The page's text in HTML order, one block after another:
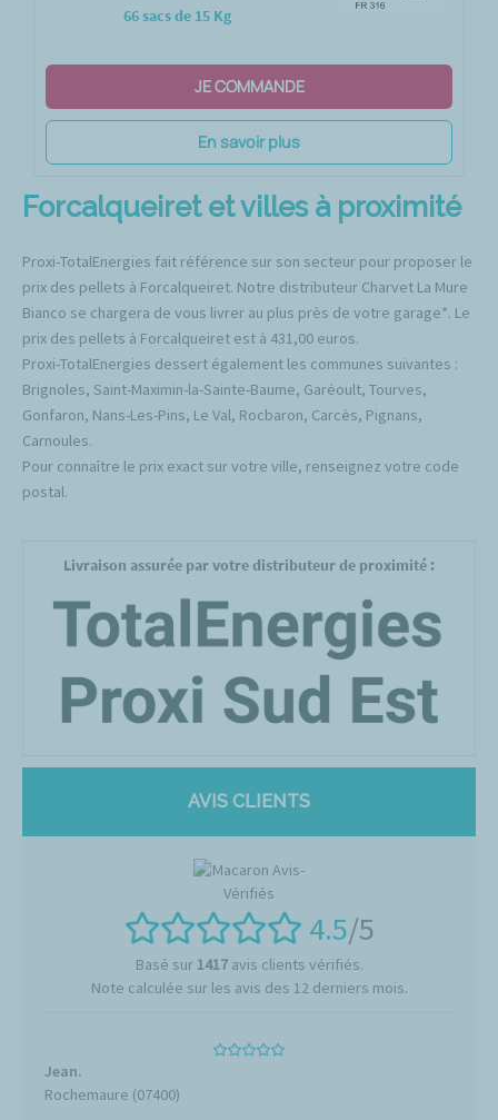
66 sacs de 15 Kg
JE COMMANDE
En savoir plus
Forcalqueiret et villes à proximité
Proxi-TotalEnergies fait référence sur son secteur pour proposer le
prix des pellets à Forcalqueiret. Notre distributeur Charvet La Mure
Bianco se chargera de vous livrer au plus près de votre garage*. Le
prix des pellets à Forcalqueiret est à 431,00 euros.
Proxi-TotalEnergies dessert également les communes suivantes :
Brignoles, Saint-Maximin-la-Sainte-Baume, Garéoult, Tourves,
Gonfaron, Nans-Les-Pins, Le Val, Rocbaron, Carcès, Pignans,
Carnoules.
Pour connaître le prix exact sur votre ville, renseignez votre code
postal.
Livraison assurée par votre distributeur de proximité :
AVIS CLIENTS
4.5/5
Basé sur 1417avis clients vérifiés.
Note calculée sur les avis des 12 derniers mois.
Jean.
Rochemaure (07400)